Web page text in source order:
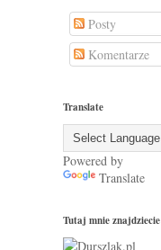
Posty
Komentarze
Translate
Powered by
Translate
Tutaj mnie znajdziecie